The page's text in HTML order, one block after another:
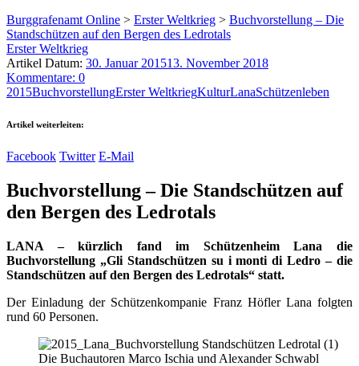
Burggrafenamt Online > Erster Weltkrieg > Buchvorstellung – Die
Standschützen auf den Bergen des Ledrotals
Erster Weltkrieg
Artikel Datum: 30. Januar 201513. November 2018
Kommentare: 0
2015BuchvorstellungErster WeltkriegKulturLanaSchützenleben
Artikel weiterleiten:
Facebook Twitter E-Mail
Buchvorstellung – Die Standschützen auf
den Bergen des Ledrotals
LANA – kürzlich fand im Schützenheim Lana die
Buchvorstellung „Gli Standschützen su i monti di Ledro – die
Standschützen auf den Bergen des Ledrotals“ statt.
Der Einladung der Schützenkompanie Franz Höfler Lana folgten
rund 60 Personen.
Die Buchautoren Marco Ischia und Alexander Schwabl